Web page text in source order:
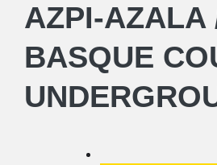
AZPI-AZALA
BASQUE